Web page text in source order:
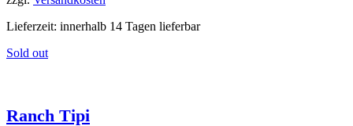
Lieferzeit: innerhalb 14 Tagen lieferbar
Sold out
Ranch Tipi